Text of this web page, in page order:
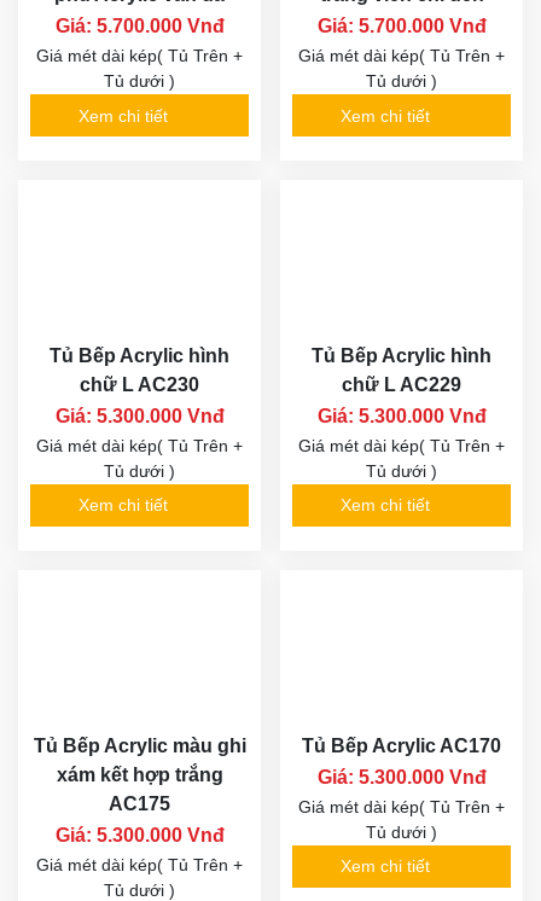
Giá: 5.700.000 Vnđ
Giá mét dài kép( Tủ Trên +
Tủ dưới )
Xem chi tiết
Giá: 5.700.000 Vnđ
Giá mét dài kép( Tủ Trên +
Tủ dưới )
Xem chi tiết
Tủ Bếp Acrylic hình
chữ L AC230
Giá: 5.300.000 Vnđ
Giá mét dài kép( Tủ Trên +
Tủ dưới )
Xem chi tiết
Tủ Bếp Acrylic hình
chữ L AC229
Giá: 5.300.000 Vnđ
Giá mét dài kép( Tủ Trên +
Tủ dưới )
Xem chi tiết
Tủ Bếp Acrylic màu ghi
xám kết hợp trắng
AC175
Giá: 5.300.000 Vnđ
Giá mét dài kép( Tủ Trên +
Tủ dưới )
Tủ Bếp Acrylic AC170
Giá: 5.300.000 Vnđ
Giá mét dài kép( Tủ Trên +
Tủ dưới )
Xem chi tiết